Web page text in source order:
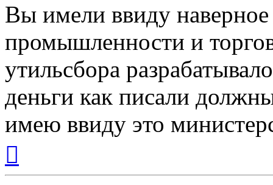
Вы имели ввиду
промышленности и
утильсбора
деньги как писали
имею ввиду это
началу